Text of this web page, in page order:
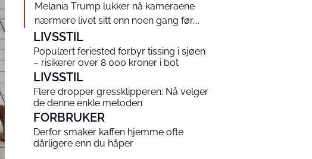
Melania Trump lukker nå kameraene
nærmere livet sitt enn noen gang før....
LIVSSTIL
Populært feriested forbyr tissing i sjøen
– risikerer over 8 000 kroner i bot
LIVSSTIL
Flere dropper gressklipperen: Nå velger
de denne enkle metoden
FORBRUKER
Derfor smaker kaffen hjemme ofte
dårligere enn du håper